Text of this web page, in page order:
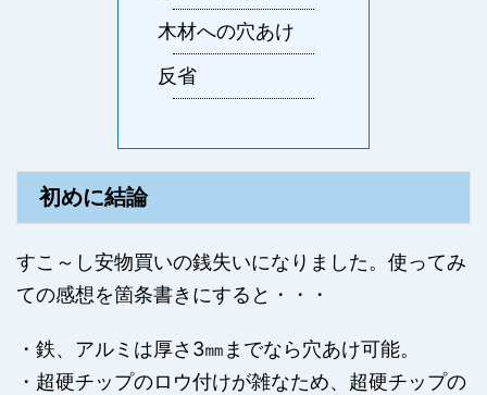
木材への穴あけ
反省
初めに結論
すこ～し安物買いの銭失いになりました。使ってみ
ての感想を箇条書きにすると・・・
・鉄、アルミは厚さ3㎜までなら穴あけ可能。
・超硬チップのロウ付けが雑なため、超硬チップの